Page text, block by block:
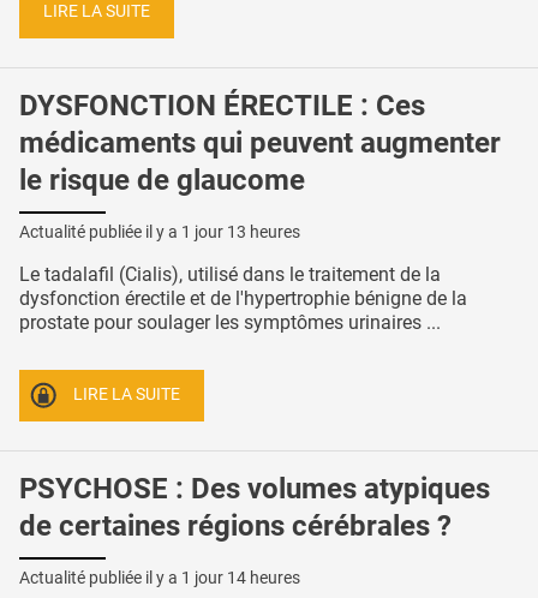
LIRE LA SUITE
DYSFONCTION ÉRECTILE : Ces
médicaments qui peuvent augmenter
le risque de glaucome
Actualité publiée il y a 1 jour 13 heures
Le tadalafil (Cialis), utilisé dans le traitement de la
dysfonction érectile et de l'hypertrophie bénigne de la
prostate pour soulager les symptômes urinaires ...
LIRE LA SUITE
PSYCHOSE : Des volumes atypiques
de certaines régions cérébrales ?
Actualité publiée il y a 1 jour 14 heures